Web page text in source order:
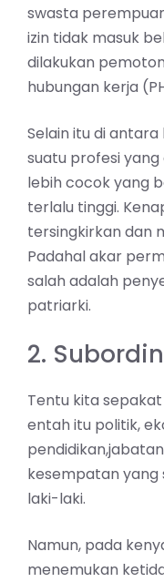
swasta
izin tidak masuk
dilakukan
hubungan kerja
Selain itu di
suatu profesi
lebih cocok yang
terlalu tinggi.
tersingkirkan dan
Padahal akar
salah adalah
patriarki.
2.
Tentu kita
entah itu politik,
kesempatan yang
laki-laki.
Namun, pada
menemukan